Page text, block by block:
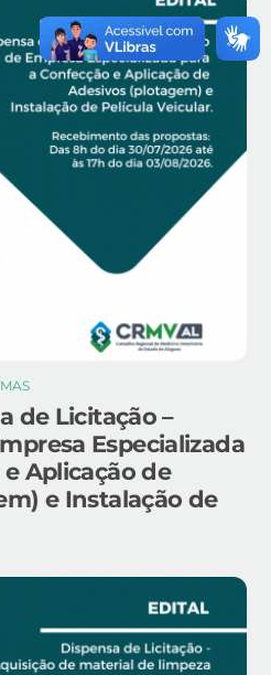
de Licitação –
Especializada
Aplicação de
e Instalação de